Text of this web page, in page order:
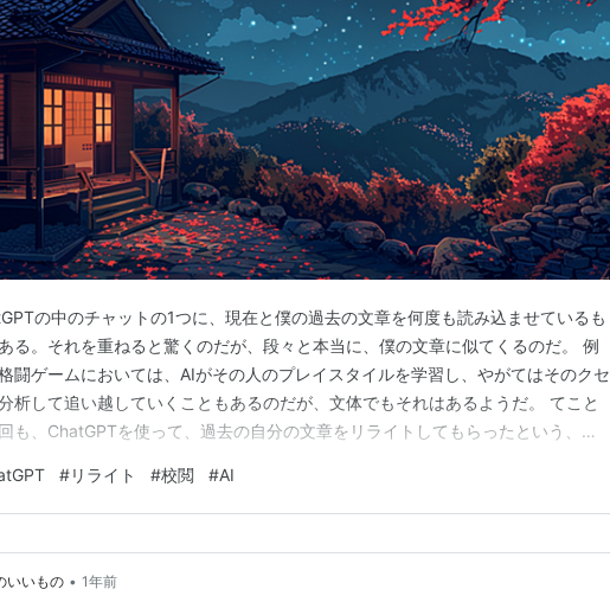
の中のチャットの1つに、現在と僕の過去の文章を何度も読み込ませているも
る。それを重ねると驚くのだが、段々と本当に、僕の文章に似てくるのだ。 例
闘ゲームにおいては、AIがその人のプレイスタイルを学習し、やがてはそのクセ
析して追い越していくこともあるのだが、文体でもそれはあるようだ。 てこと
も、ChatGPTを使って、過去の自分の文章をリライトしてもらったという、た
、今の自分の文体でリライトすれば、印象は変わるのではないか。そう期待しな
以下紹介してみたく思う。
#リライト #校閲 #AI
いいもの • 1年前